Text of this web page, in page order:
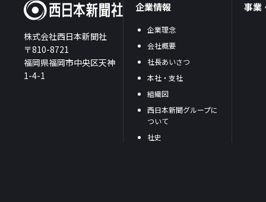
株式会社西日本新聞社
〒810-8721
福岡県福岡市中央区天神
1-4-1
企業情報
企業理念
会社概要
社長あいさつ
本社・支社
組織図
西日本新聞グループに
ついて
社史
事業